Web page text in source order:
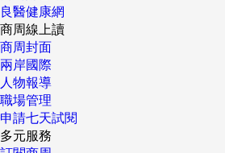
良醫健康網
商周線上讀
商周封面
兩岸國際
人物報導
職場管理
申請七天試閱
多元服務